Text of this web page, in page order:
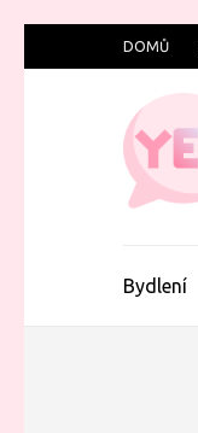
na
DOMŮ
Bydlení